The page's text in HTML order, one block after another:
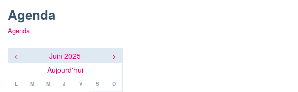
Agenda
Agenda
< Juin 2025
>
Aujourd'hui
L M M J V S D